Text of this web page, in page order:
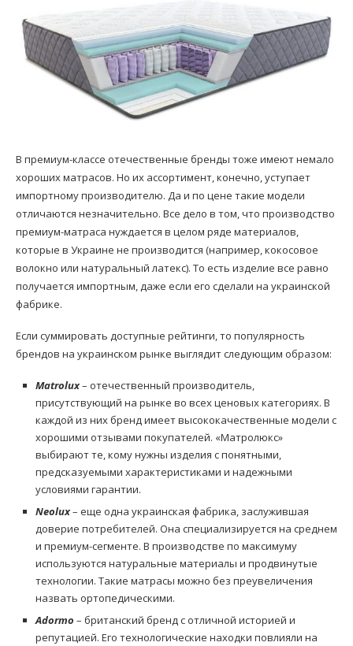
В премиум-классе отечественные бренды тоже имеют немало
хороших матрасов. Но их ассортимент, конечно, уступает
импортному производителю. Да и по цене такие модели
отличаются незначительно. Все дело в том, что производство
премиум-матраса нуждается в целом ряде материалов,
которые в Украине не производится (например, кокосовое
волокно или натуральный латекс). То есть изделие все равно
получается импортным, даже если его сделали на украинской
фабрике.
Если суммировать доступные рейтинги, то популярность
брендов на украинском рынке выглядит следующим образом:
Matrolux– отечественный производитель,
присутствующий на рынке во всех ценовых категориях. В
каждой из них бренд имеет высококачественные модели с
хорошими отзывами покупателей. «Матролюкс»
выбирают те, кому нужны изделия с понятными,
предсказуемыми характеристиками и надежными
условиями гарантии.
Neolux– еще одна украинская фабрика, заслужившая
доверие потребителей. Она специализируется на среднем
и премиум-сегменте. В производстве по максимуму
используются натуральные материалы и продвинутые
технологии. Такие матрасы можно без преувеличения
назвать ортопедическими.
Adormo – британский бренд с отличной историей и
репутацией. Его технологические находки повлияли на